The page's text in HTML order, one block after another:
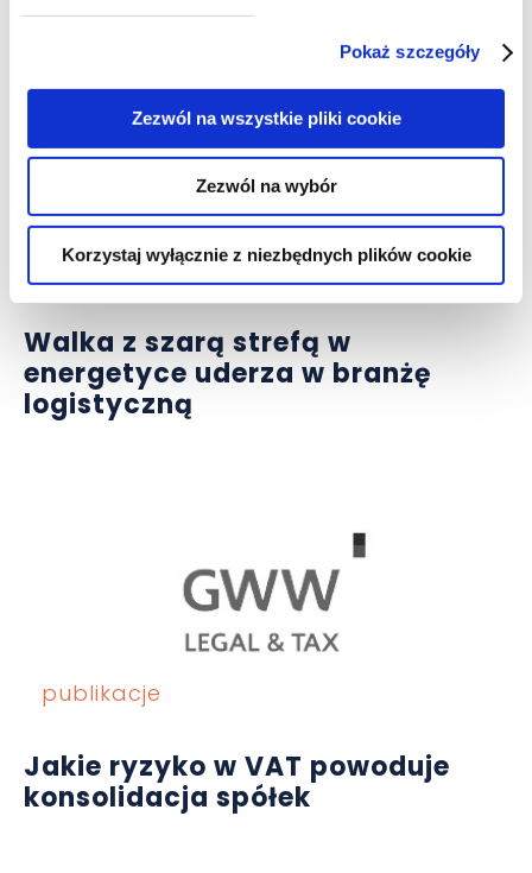
Pokaż szczegóły
Zezwól na wszystkie pliki cookie
Zezwól na wybór
Korzystaj wyłącznie z niezbędnych plików cookie
publikacje
Walka z szarą strefą w
energetyce uderza w branżę
logistyczną
publikacje
Jakie ryzyko w VAT powoduje
konsolidacja spółek